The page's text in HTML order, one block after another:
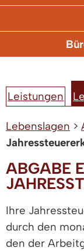
Leistungen
Lebenslagen >
ABGABE
Ihre
durch den
den der